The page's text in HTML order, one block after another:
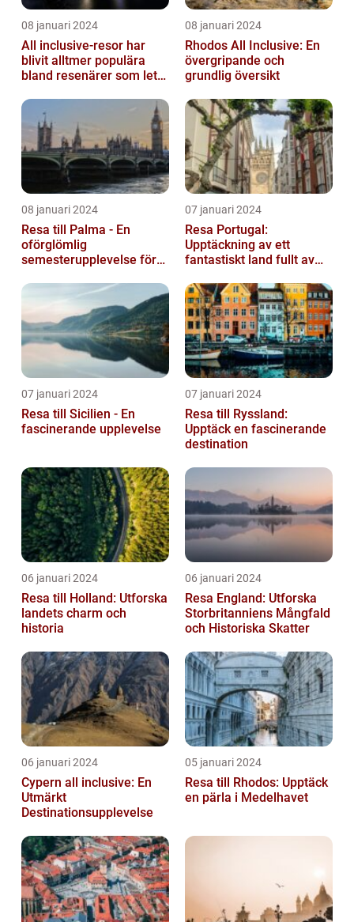
08 januari 2024
All inclusive-resor har
blivit alltmer populära
bland resenärer som letar
omtä...
08 januari 2024
Rhodos All Inclusive: En
övergripande och
grundlig översikt
08 januari 2024
Resa till Palma - En
oförglömlig
semesterupplevelse för
07 januari 2024
Resa Portugal:
Upptäckning av ett
fantastiskt land fullt av
07 januari 2024
Resa till Sicilien - En
fascinerande upplevelse
07 januari 2024
Resa till Ryssland:
Upptäck en fascinerande
destination
06 januari 2024
Resa till Holland: Utforska
landets charm och
historia
06 januari 2024
Resa England: Utforska
Storbritanniens Mångfald
och Historiska Skatter
06 januari 2024
Cypern all inclusive: En
Utmärkt
Destinationsupplevelse
05 januari 2024
Resa till Rhodos: Upptäck
en pärla i Medelhavet